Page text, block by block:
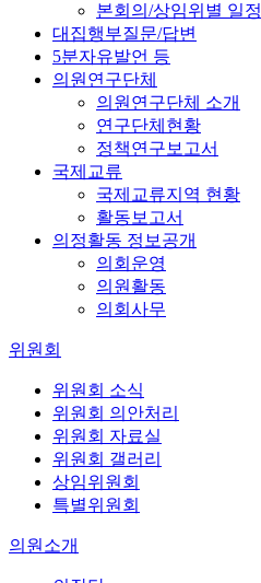
본회의/상임위별 일정
대집행부질문/답변
5분자유발언 등
의원연구단체
의원연구단체 소개
연구단체현황
정책연구보고서
국제교류
국제교류지역 현황
활동보고서
의정활동 정보공개
의회운영
의원활동
의회사무
위원회
위원회 소식
위원회 의안처리
위원회 자료실
위원회 갤러리
상임위원회
특별위원회
의원소개